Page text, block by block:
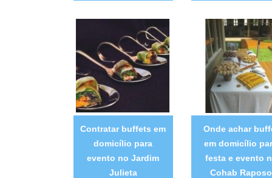
Contratar buffets em
domicílio para
evento no Jardim
Julieta
Onde achar
em domicílio
festa e evento
Cohab Raposo